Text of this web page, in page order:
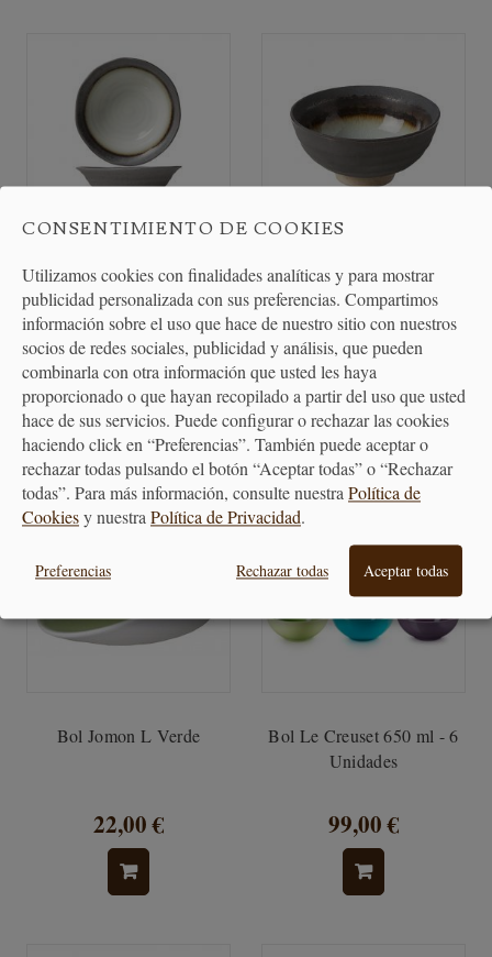
Bol Gres Stoneware Gris
6,85 €
Bol Gres Stonewear Colores
4,50 €
Bol Jomon L Verde
22,00 €
¡OFERTA!
Bol Le Creuset 650 ml - 6
Unidades
99,00 €
CONSENTIMIENTO DE COOKIES
Utilizamos cookies con finalidades analíticas y para mostrar
publicidad personalizada con sus preferencias. Compartimos
información sobre el uso que hace de nuestro sitio con nuestros
socios de redes sociales, publicidad y análisis, que pueden
combinarla con otra información que usted les haya
proporcionado o que hayan recopilado a partir del uso que usted
hace de sus servicios. Puede configurar o rechazar las cookies
haciendo click en “Preferencias”. También puede aceptar o
rechazar todas pulsando el botón “Aceptar todas” o “Rechazar
todas”. Para más información, consulte nuestraPolítica de
Cookiesy nuestraPolítica de Privacidad.
Preferencias Rechazar todas Aceptar todas